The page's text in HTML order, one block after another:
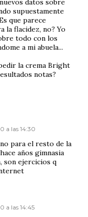
datos sobre
supuestamente
que parece
la flacidez, no? Yo
todo con los
a mi abuela...
la crema Bright
notas?
a las 14:30
para el resto de la
años gimnasia
son ejercicios q
a las 14:45